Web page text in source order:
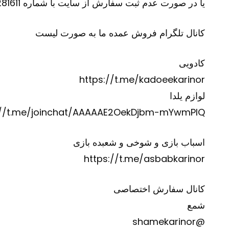
یا در صورت عدم ثبت سفارش از سایت با شماره 09100281611 یا 09373701119
کانال تلگرام فروش عمده ما به صورت لیست
کادویی
https://t.me/kadoeekarinor
لوازم یلدا
joinchat/AAAAAE2OekDjbm-mYwmPIQ
اسباب بازی و شوخی و شعبده بازی
https://t.me/asbabkarinor
کانال سفارش اختصاصی
شمع
@shamekarinor